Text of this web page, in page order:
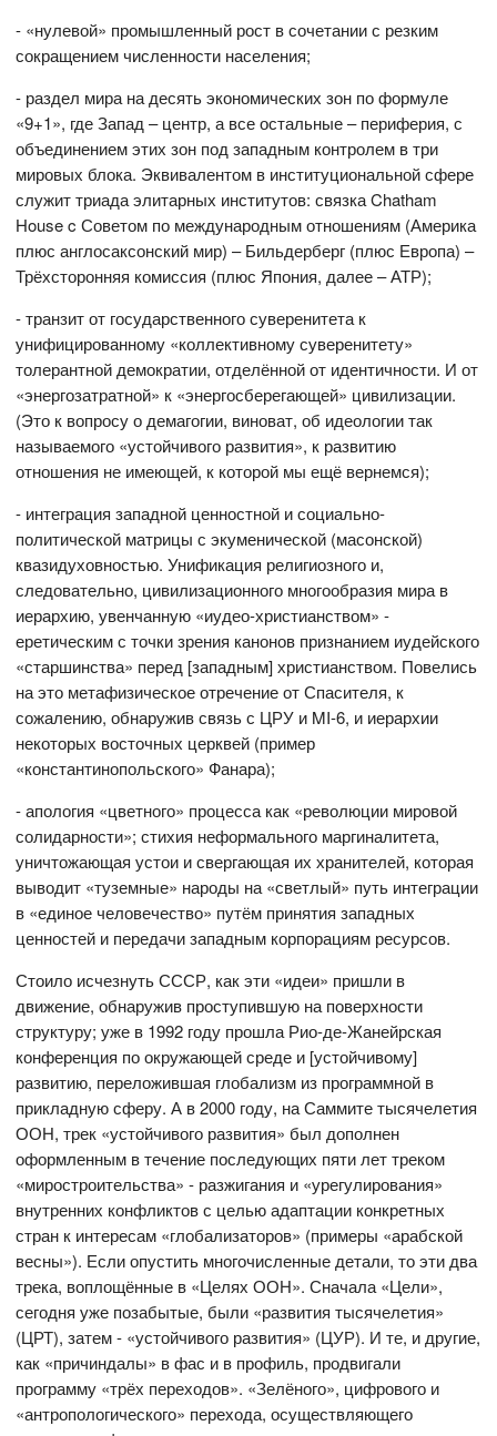
- «нулевой» промышленный рост в сочетании с резким
сокращением численности населения;
- раздел мира на десять экономических зон по формуле
«9+1», где Запад – центр, а все остальные – периферия, с
объединением этих зон под западным контролем в три
мировых блока. Эквивалентом в институциональной сфере
служит триада элитарных институтов: связка Chatham
House c Советом по международным отношениям (Америка
плюс англосаксонский мир) – Бильдерберг (плюс Европа) –
Трёхсторонняя комиссия (плюс Япония, далее – АТР);
- транзит от государственного суверенитета к
унифицированному «коллективному суверенитету»
толерантной демократии, отделённой от идентичности. И от
«энергозатратной» к «энергосберегающей» цивилизации.
(Это к вопросу о демагогии, виноват, об идеологии так
называемого «устойчивого развития», к развитию
отношения не имеющей, к которой мы ещё вернемся);
- интеграция западной ценностной и социально-
политической матрицы с экуменической (масонской)
квазидуховностью. Унификация религиозного и,
следовательно, цивилизационного многообразия мира в
иерархию, увенчанную «иудео-христианством» -
еретическим с точки зрения канонов признанием иудейского
«старшинства» перед [западным] христианством. Повелись
на это метафизическое отречение от Спасителя, к
сожалению, обнаружив связь с ЦРУ и MI-6, и иерархии
некоторых восточных церквей (пример
«константинопольского» Фанара);
- апология «цветного» процесса как «революции мировой
солидарности»; стихия неформального маргиналитета,
уничтожающая устои и свергающая их хранителей, которая
выводит «туземные» народы на «светлый» путь интеграции
в «единое человечество» путём принятия западных
ценностей и передачи западным корпорациям ресурсов.
Стоило исчезнуть СССР, как эти «идеи» пришли в
движение, обнаружив проступившую на поверхности
структуру; уже в 1992 году прошла Рио-де-Жанейрская
конференция по окружающей среде и [устойчивому]
развитию, переложившая глобализм из программной в
прикладную сферу. А в 2000 году, на Саммите тысячелетия
ООН, трек «устойчивого развития» был дополнен
оформленным в течение последующих пяти лет треком
«миростроительства» - разжигания и «урегулирования»
внутренних конфликтов с целью адаптации конкретных
стран к интересам «глобализаторов» (примеры «арабской
весны»). Если опустить многочисленные детали, то эти два
трека, воплощённые в «Целях ООН». Сначала «Цели»,
сегодня уже позабытые, были «развития тысячелетия»
(ЦРТ), затем - «устойчивого развития» (ЦУР). И те, и другие,
как «причиндалы» в фас и в профиль, продвигали
программу «трёх переходов». «Зелёного», цифрового и
«антропологического» перехода, осуществляющего